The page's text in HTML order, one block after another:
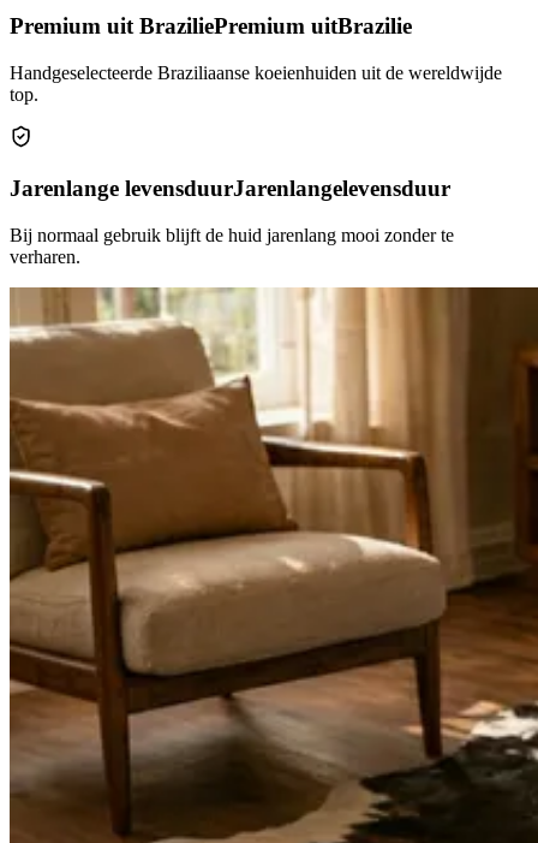
Premium uit BraziliePremium uitBrazilie
Handgeselecteerde Braziliaanse koeienhuiden uit de wereldwijde
top.
Jarenlange levensduurJarenlangelevensduur
Bij normaal gebruik blijft de huid jarenlang mooi zonder te
verharen.